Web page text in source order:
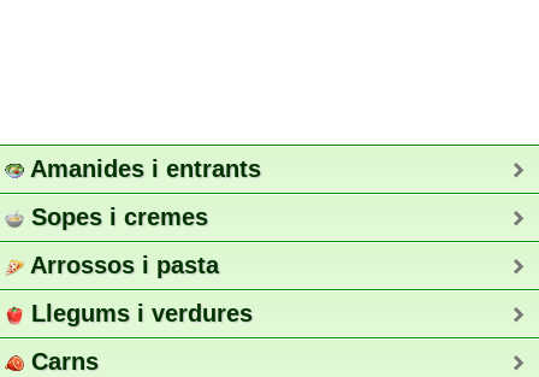
Amanides i entrants
Sopes i cremes
Arrossos i pasta
Llegums i verdures
Carns